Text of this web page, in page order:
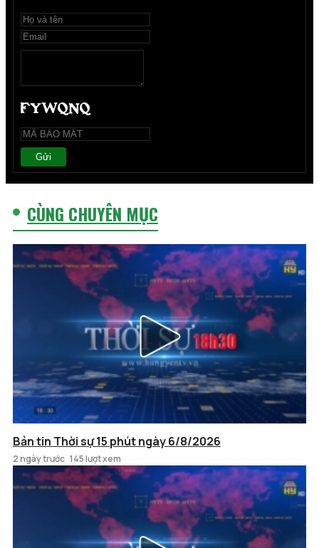
Gửi
CÙNG CHUYÊN MỤC
Bản tin Thời sự 15 phút ngày 6/8/2026
2 ngày trước 145 lượt xem